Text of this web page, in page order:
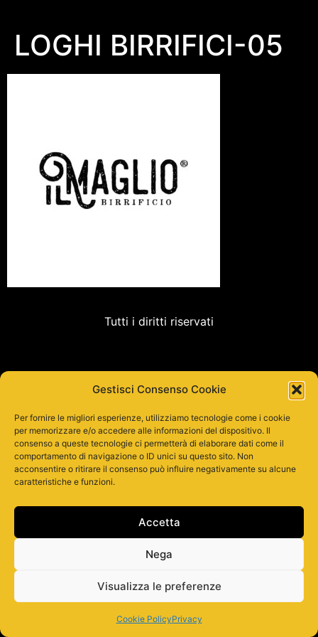
Gestisci Consenso Cookie
Per fornire le migliori esperienze, utilizziamo tecnologie come i cookie
per memorizzare e/o accedere alle informazioni del dispositivo. Il
consenso a queste tecnologie ci permetterà di elaborare dati come il
comportamento di navigazione o ID unici su questo sito. Non
acconsentire o ritirare il consenso può influire negativamente su alcune
caratteristiche e funzioni.
Accetta
Nega
Visualizza le preferenze
Cookie PolicyPrivacy
LOGHI BIRRIFICI-05
Tutti i diritti riservati